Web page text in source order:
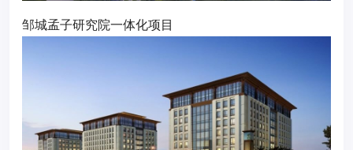
邹城孟子研究院一体化项目